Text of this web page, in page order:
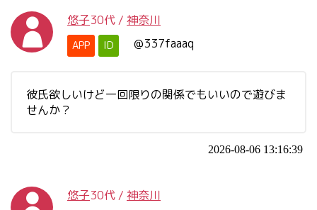
悠子30代 / 神奈川
APP ID @337faaaq
彼氏欲しいけど一回限りの関係でもいいので遊びま
せんか？
2026-08-06 13:16:39
悠子30代 / 神奈川